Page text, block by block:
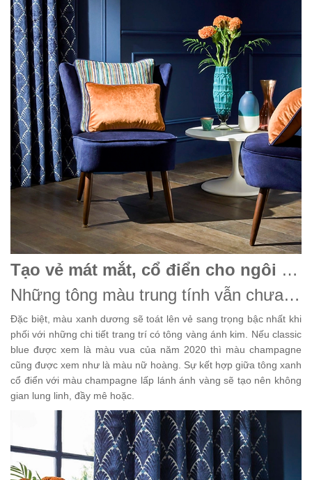
Tạo vẻ mát mắt, cổ điển cho ngôi nhà
Những tông màu trung tính vẫn chưa hạ nhiệt đối với thiết kế nội thất đòi hỏi sự trang nhã, tinh tế và pha chút hiện đại. Đối với không gian trung tính sẵn có, bạn chỉ cần chọn một điểm nhấn màu xanh như
Đặc biệt, màu xanh dương sẽ toát lên vẻ sang trọng bậc nhất khi
phối với những chi tiết trang trí có tông vàng ánh kim. Nếu classic
blue được xem là màu vua của năm 2020 thì màu champagne
cũng được xem như là màu nữ hoàng. Sự kết hợp giữa tông xanh
cổ điển với màu champagne lấp lánh ánh vàng sẽ tạo nên không
gian lung linh, đầy mê hoặc.